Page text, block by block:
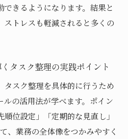
できるようになります。結果と
ストレスも軽減されると多くの
タスク整理の実践ポイント
タスク整理を具体的に行うため
ルの活用法が学べます。ポイン
位設定」「定期的な見直し」
、業務の全体像をつかみやすく